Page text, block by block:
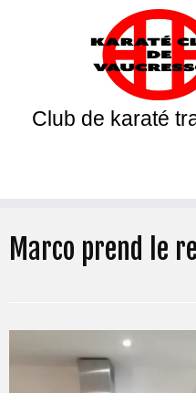
Club de karaté
Marco prend le